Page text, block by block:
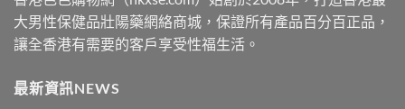
大男性保健品壯陽藥網絡商城，保證所有產品百分百正品，
讓全香港有需要的客戶享受性福生活。
最新資訊NEWS